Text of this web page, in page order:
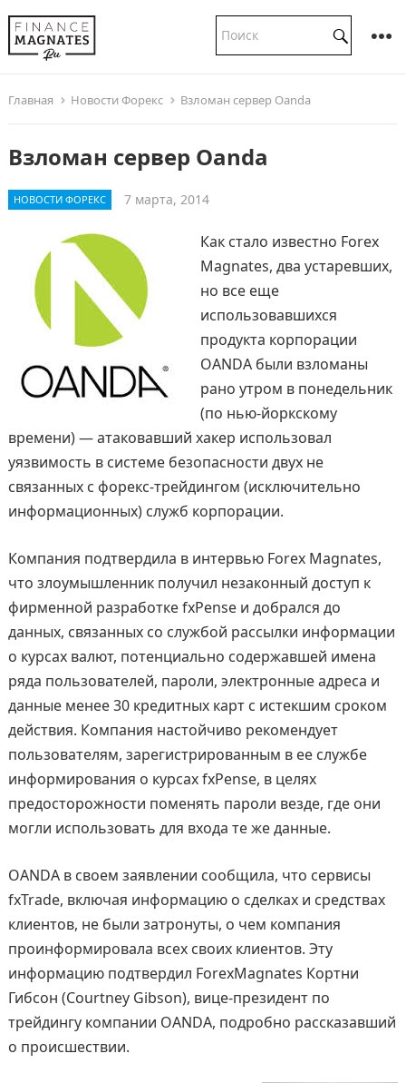
Главная Новости Форекс Взломан сервер Oanda
Взломан сервер Oanda
НОВОСТИ ФОРЕКС 7 марта, 2014
Как стало известно Forex
Magnates, два устаревших,
но все еще
использовавшихся
продукта корпорации
OANDA были взломаны
рано утром в понедельник
(по нью-йоркскому
времени) — атаковавший хакер использовал
уязвимость в системе безопасности двух не
связанных с форекс-трейдингом (исключительно
информационных) служб корпорации.
Компания подтвердила в интервью Forex Magnates,
что злоумышленник получил незаконный доступ к
фирменной разработке fxPense и добрался до
данных, связанных со службой рассылки информации
о курсах валют, потенциально содержавшей имена
ряда пользователей, пароли, электронные адреса и
данные менее 30 кредитных карт с истекшим сроком
действия. Компания настойчиво рекомендует
пользователям, зарегистрированным в ее службе
информирования о курсах fxPense, в целях
предосторожности поменять пароли везде, где они
могли использовать для входа те же данные.
OANDA в своем заявлении сообщила, что сервисы
fxTrade, включая информацию о сделках и средствах
клиентов, не были затронуты, о чем компания
проинформировала всех своих клиентов. Эту
информацию подтвердил ForexMagnates Кортни
Гибсон (Courtney Gibson), вице-президент по
трейдингу компании OANDA, подробно рассказавший
о происшествии.